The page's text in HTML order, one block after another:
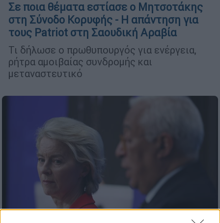
Σε ποια θέματα εστίασε ο Μητσοτάκης
στη Σύνοδο Κορυφής - Η απάντηση για
τους Patriot στη Σαουδική Αραβία
Τι δήλωσε ο πρωθυπουργός για ενέργεια,
ρήτρα αμοιβαίας συνδρομής και
μεταναστευτικό